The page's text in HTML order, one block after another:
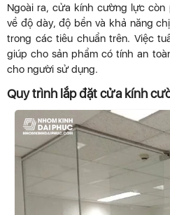
Ngoài ra, cửa kính cường lực
về độ dày, độ bền và khả năng
trong các tiêu chuẩn trên. Việc
giúp cho sản phẩm có tính an
cho người sử dụng.
Quy trình lắp đặt cửa kính